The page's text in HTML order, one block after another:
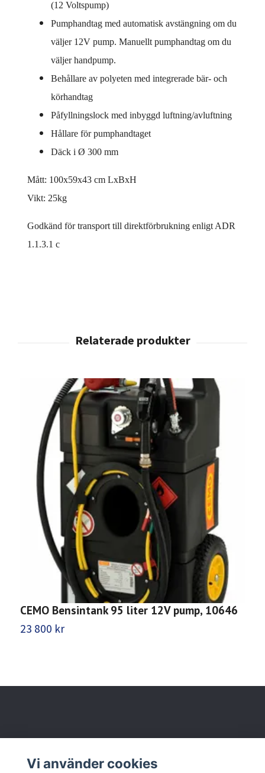
(12 Voltspump)
Pumphandtag med automatisk avstängning om du
väljer 12V pump. Manuellt pumphandtag om du
väljer handpump.
Behållare av polyeten med integrerade bär- och
körhandtag
Påfyllningslock med inbyggd luftning/avluftning
Hållare för pumphandtaget
Däck i Ø 300 mm
Mått: 100x59x43 cm LxBxH
Vikt: 25kg
Godkänd för transport till direktförbrukning enligt ADR
1.1.3.1 c
CEMO Bensintank 95 liter 12V pump, 10646
23 800 kr
Vi använder cookies